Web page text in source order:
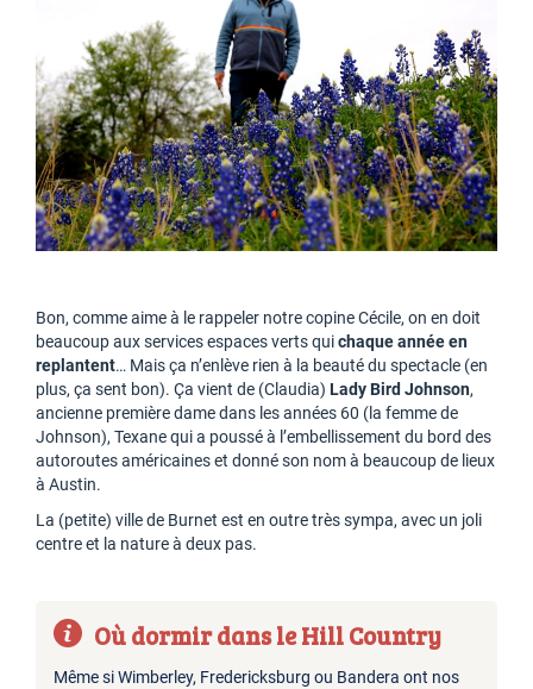
Bon, comme aime à le rappeler notre copine Cécile, on en doit
beaucoup aux services espaces verts quichaque année en
replantent… Mais ça n’enlève rien à la beauté du spectacle (en
plus, ça sent bon). Ça vient de (Claudia) Lady Bird Johnson,
ancienne première dame dans les années 60 (la femme de
Johnson), Texane qui a poussé à l’embellissement du bord des
autoroutes américaines et donné son nom à beaucoup de lieux
à Austin.
La (petite) ville de Burnet est en outre très sympa, avec un joli
centre et la nature à deux pas.
Où dormir dans le Hill Country
Même si Wimberley, Fredericksburg ou Bandera ont nos